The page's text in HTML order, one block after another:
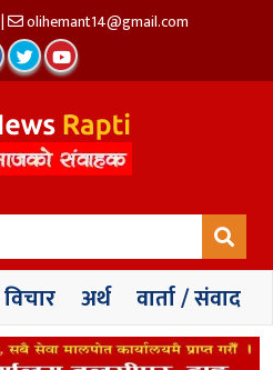
| olihemant14@gmail.com
विचार अर्थ वार्ता / संवाद